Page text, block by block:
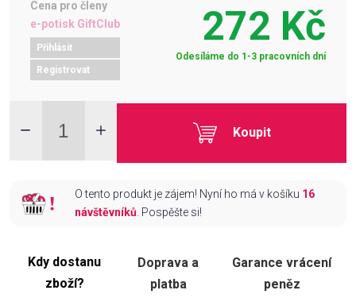
Cena pro členy
e-potisk GiftClub
Přihlásit
Registrovat
272 Kč
Odesíláme do 1-3 pracovních dní
Koupit
O tento produkt je zájem! Nyní ho má v košíku 16
návštěvníků. Pospěšte si!
Kdy dostanu
zboží?
Doprava a
platba
Garance vrácení
peněz